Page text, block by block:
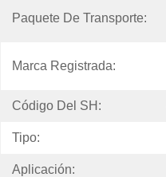
Paquete De Transporte:
Marca Registrada:
Código Del SH:
Tipo:
Aplicación: